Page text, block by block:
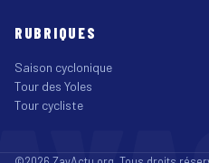
RUBRIQUES
Saison cyclonique
Tour des Yoles
Tour cycliste